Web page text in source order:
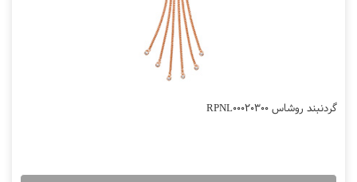
گردنبند روشاس RPNL00020300